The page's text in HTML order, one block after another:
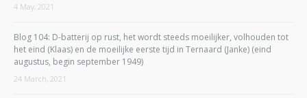
4 May, 2021
Blog 104: D-batterij op rust, het wordt steeds moeilijker, volhouden tot
het eind (Klaas) en de moeilijke eerste tijd in Ternaard (Janke) (eind
augustus, begin september 1949)
24 March, 2021